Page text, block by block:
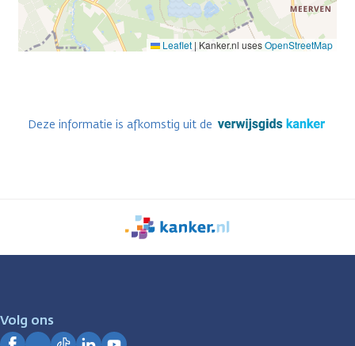
Leaflet | Kanker.nl usesOpenStreetMap
Deze informatie is afkomstig uit de
We
zijn
Volg ons